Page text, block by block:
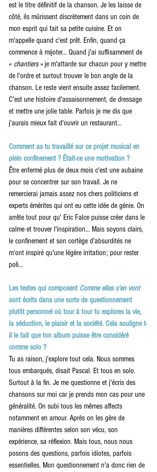
est le titre définitif de la chanson. Je les laisse de
côté, ils mûrissent discrètement dans un coin de
mon esprit qui fait sa petite cuisine. Et on
m'appelle quand c'est prêt. Enfin, quand ça
commence à mijoter... Quand j'ai suffisamment de
« chantiers » je m'attarde sur chacun pour y mettre
de l'ordre et surtout trouver le bon angle de la
chanson. Le reste vient ensuite assez facilement.
C'est une histoire d'assaisonnement, de dressage
et mettre une jolie table. Parfois je me dis que
j'aurais mieux fait d'ouvrir un restaurant...
Comment as tu travaillé sur ce projet musical en
plein confinement ? Était-ce une motivation ?
Être enfermé plus de deux mois c'est une aubaine
pour se concentrer sur son travail. Je ne
remercierai jamais assez nos chers politiciens et
experts émérites qui ont eu cette idée de génie. On
arrête tout pour qu' Eric Falce puisse créer dans le
calme et trouver l'inspiration... Mais soyons clairs,
le confinement et son cortège d'absurdités ne
m'ont inspiré qu'une légère irritation; pour rester
poli...
Les textes qui composent Comme elles s'en vont
sont écrits dans une sorte de questionnement
plutôt personnel où tour à tour tu explores la vie,
la séduction, le plaisir et la société. Cela souligne t-
il le fait que ton album puisse être considéré
comme solo ?
Tu as raison, j'explore tout cela. Nous sommes
tous embarqués, disait Pascal. Et tous en solo.
Surtout à la fin. Je me questionne et j'écris des
chansons sur moi car je prends mon cas pour une
généralité. On subi tous les mêmes affects
notamment en amour. Après on les gère de
manières différentes selon son vécu, son
expérience, sa réflexion. Mais tous, nous nous
posons des questions, parfois idiotes, parfois
essentielles. Mon questionnement n'a donc rien de